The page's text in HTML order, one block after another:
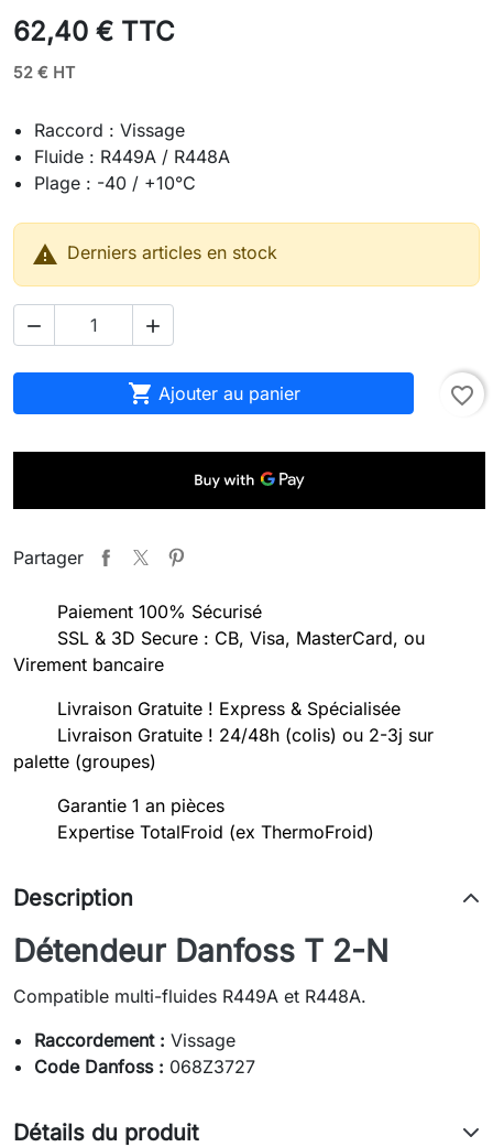
62,40 € TTC
52 € HT
Raccord : Vissage
Fluide : R449A / R448A
Plage : -40 / +10°C
 Derniers articles en stock
 
 Ajouter au panier favorite_border
Partager
Paiement 100% Sécurisé
SSL & 3D Secure : CB, Visa, MasterCard, ou
Virement bancaire
Livraison Gratuite ! Express & Spécialisée
Livraison Gratuite ! 24/48h (colis) ou 2-3j sur
palette (groupes)
Garantie 1 an pièces
Expertise TotalFroid (ex ThermoFroid)
Description
Détendeur Danfoss T 2-N
Compatible multi-fluides R449A et R448A.
Raccordement : Vissage
Code Danfoss : 068Z3727
Détails du produit